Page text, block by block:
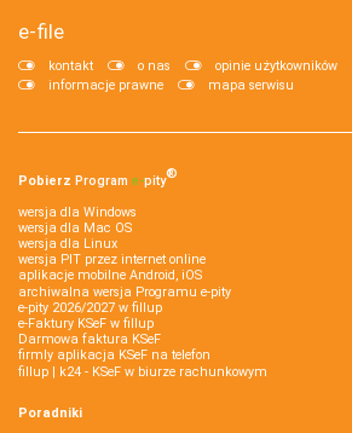
e-file
kontakt o nas opinie użytkowników
informacje prawne
mapa serwisu
Pobierz Program e‑pity®
wersja dla Windows
wersja dla Mac OS
wersja dla Linux
wersja PIT przez internet online
aplikacje mobilne Android, iOS
archiwalna wersja Programu e-pity
e-pity 2026/2027 w fillup
e‑Faktury KSeF w fillup
Darmowa faktura KSeF
firmly aplikacja KSeF na telefon
fillup | k24 - KSeF w biurze rachunkowym
Poradniki